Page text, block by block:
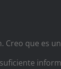
Creo que es